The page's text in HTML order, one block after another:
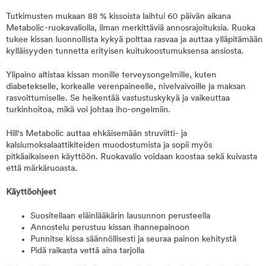
Tutkimusten mukaan 88 % kissoista laihtui 60 päivän aikana
Metabolic-ruokavaliolla, ilman merkittäviä annosrajoituksia. Ruoka
tukee kissan luonnollista kykyä polttaa rasvaa ja auttaa ylläpitämään
kylläisyyden tunnetta erityisen kuitukoostumuksensa ansiosta.
Ylipaino altistaa kissan monille terveysongelmille, kuten
diabetekselle, korkealle verenpaineelle, nivelvaivoille ja maksan
rasvoittumiselle. Se heikentää vastustuskykyä ja vaikeuttaa
turkinhoitoa, mikä voi johtaa iho-ongelmiin.
Hill's Metabolic auttaa ehkäisemään struviitti- ja
kalsiumoksalaattikiteiden muodostumista ja sopii myös
pitkäaikaiseen käyttöön. Ruokavalio voidaan koostaa sekä kuivasta
että märkäruoasta.
Käyttöohjeet
Suositellaan eläinlääkärin lausunnon perusteella
Annostelu perustuu kissan ihannepainoon
Punnitse kissa säännöllisesti ja seuraa painon kehitystä
Pidä raikasta vettä aina tarjolla